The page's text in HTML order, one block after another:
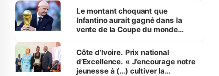
Le montant choquant que
Infantino aurait gagné dans la
vente de la Coupe du monde
Côte d’Ivoire. Prix national
d’Excellence. « J’encourage notre
jeunesse à (…) cultiver la